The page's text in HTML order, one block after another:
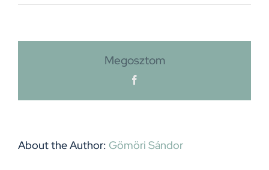
Megosztom
About the Author: Gömöri Sándor